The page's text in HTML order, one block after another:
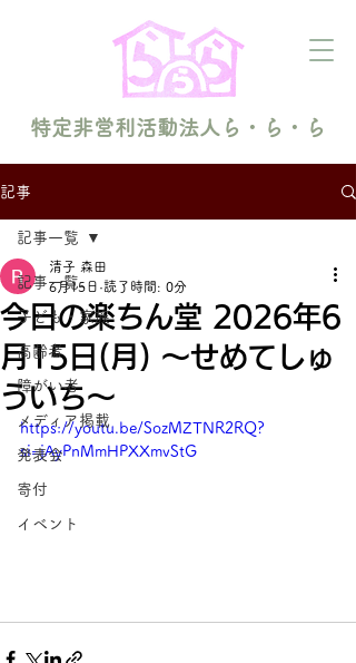
特定非営利活動法人ら・ら・ら
記事
記事一覧
子ども・家族
高齢者
障がい者
メディア掲載
発表会
寄付
イベント
記事一覧
今日の楽ちん堂 2026年6
月15日(月) 〜せめてしゅ
ういち〜
清子 森田
6月15日 読了時間: 0分
https://youtu.be/SozMZTNR2RQ?
si=jAyPnMmHPXXmvStG